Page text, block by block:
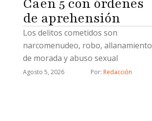
de aprehensión
Los delitos cometidos son
narcomenudeo, robo, allanamiento
de morada y abuso sexual
Agosto 5, 2026 Por: Redacción